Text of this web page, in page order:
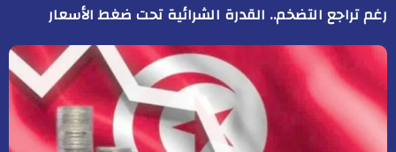
رغم تراجع التضخم.. القدرة الشرائية تحت ضغط الأسعار